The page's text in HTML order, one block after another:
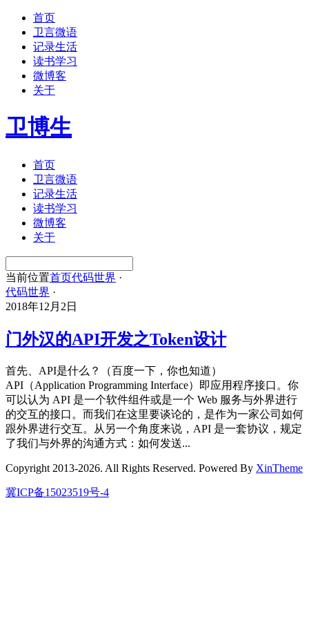
首页
卫言微语
记录生活
读书学习
微博客
关于
卫博生
首页
卫言微语
记录生活
读书学习
微博客
关于
当前位置首页代码世界 ·
代码世界 ·
2018年12月2日
门外汉的API开发之Token设计
首先、API是什么？（百度一下，你也知道）
API（Application Programming Interface）即应用程序接口。你
可以认为 API 是一个软件组件或是一个 Web 服务与外界进行
的交互的接口。而我们在这里要谈论的，是作为一家公司如何
跟外界进行交互。从另一个角度来说，API 是一套协议，规定
了我们与外界的沟通方式：如何发送...
Copyright 2013-2026. All Rights Reserved. Powered By XinTheme
冀ICP备15023519号-4